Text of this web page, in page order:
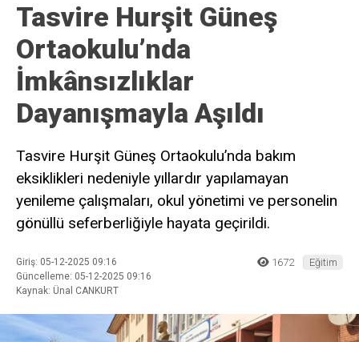
Tasvire Hurşit Güneş
Ortaokulu’nda
İmkânsızlıklar
Dayanışmayla Aşıldı
Tasvire Hurşit Güneş Ortaokulu’nda bakım
eksiklikleri nedeniyle yıllardır yapılamayan
yenileme çalışmaları, okul yönetimi ve personelin
gönüllü seferberliğiyle hayata geçirildi.
Giriş: 05-12-2025 09:16
Güncelleme: 05-12-2025 09:16
Kaynak: Ünal CANKURT
1672 Eğitim